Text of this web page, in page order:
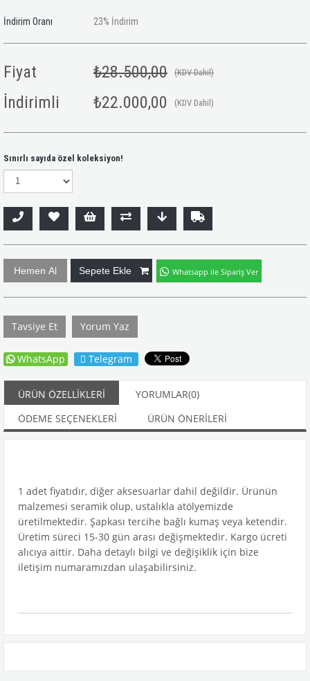
İndirim Oranı %
23 İndirim
Fiyat ₺28.500,00 (KDV Dahil)
İndirimli ₺22.000,00 (KDV Dahil)
Sınırlı sayıda özel koleksiyon!
Whatsapp ile Sipariş Ver
Tavsiye Et Yorum Yaz
WhatsApp Telegram
ÜRÜN ÖZELLIKLERI YORUMLAR(0)
ÖDEME SEÇENEKLERI
ÜRÜN ÖNERILERI
1 adet fiyatıdır, diğer aksesuarlar dahil değildir. Ürünün
malzemesi seramik olup, ustalıkla atölyemizde
üretilmektedir. Şapkası tercihe bağlı kumaş veya ketendir.
Üretim süreci 15-30 gün arası değişmektedir. Kargo ücreti
alıcıya aittir. Daha detaylı bilgi ve değişiklik için bize
iletişim numaramızdan ulaşabilirsiniz.